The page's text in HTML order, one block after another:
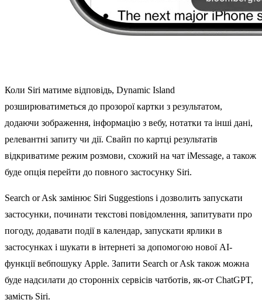
Коли Siri матиме відповідь, Dynamic Island
розширюватиметься до прозорої картки з результатом,
додаючи зображення, інформацію з вебу, нотатки та інші дані,
релевантні запиту чи дії. Свайп по картці результатів
відкриватиме режим розмови, схожий на чат iMessage, а також
буде опція перейти до повного застосунку Siri.
Search or Ask замінює Siri Suggestions і дозволить запускати
застосунки, починати текстові повідомлення, запитувати про
погоду, додавати події в календар, запускати ярлики в
застосунках і шукати в інтернеті за допомогою нової AI-
функції вебпошуку Apple. Запити Search or Ask також можна
буде надсилати до сторонніх сервісів чатботів, як-от ChatGPT,
замість Siri.